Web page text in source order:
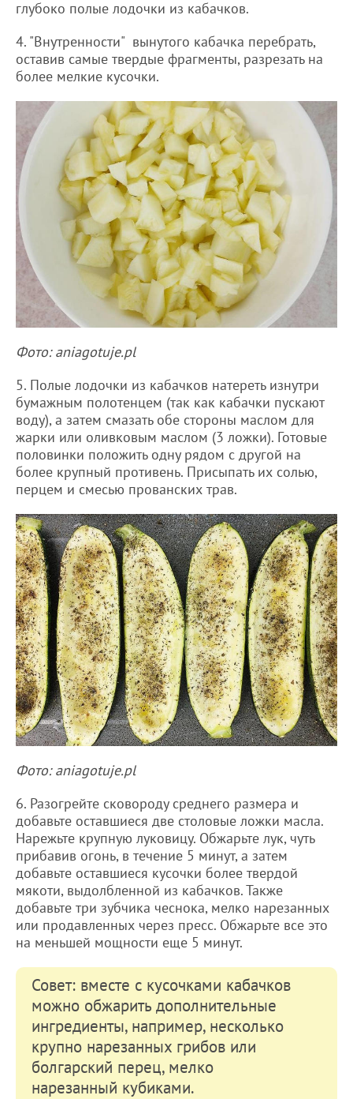
глубоко полые лодочки из кабачков.
4. "Внутренности" вынутого кабачка перебрать,
оставив самые твердые фрагменты, разрезать на
более мелкие кусочки.
Фото: aniagotuje.pl
5. Полые лодочки из кабачков натереть изнутри
бумажным полотенцем (так как кабачки пускают
воду), а затем смазать обе стороны маслом для
жарки или оливковым маслом (3 ложки). Готовые
половинки положить одну рядом с другой на
более крупный противень. Присыпать их солью,
перцем и смесью прованских трав.
Фото: aniagotuje.pl
6. Разогрейте сковороду среднего размера и
добавьте оставшиеся две столовые ложки масла.
Нарежьте крупную луковицу. Обжарьте лук, чуть
прибавив огонь, в течение 5 минут, а затем
добавьте оставшиеся кусочки более твердой
мякоти, выдолбленной из кабачков. Также
добавьте три зубчика чеснока, мелко нарезанных
или продавленных через пресс. Обжарьте все это
на меньшей мощности еще 5 минут.
Совет: вместе с кусочками кабачков
можно обжарить дополнительные
ингредиенты, например, несколько
крупно нарезанных грибов или
болгарский перец, мелко
нарезанный кубиками.